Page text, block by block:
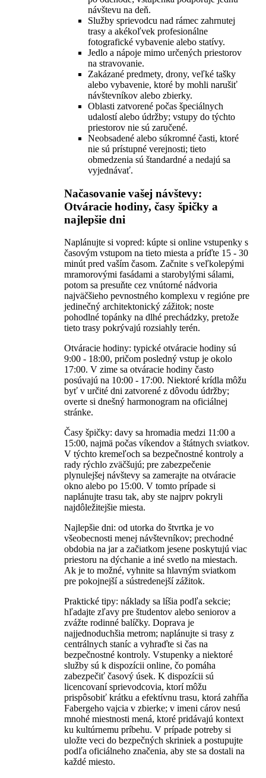
návštevu na deň.
Služby sprievodcu nad rámec zahrnutej
trasy a akékoľvek profesionálne
fotografické vybavenie alebo statívy.
Jedlo a nápoje mimo určených priestorov
na stravovanie.
Zakázané predmety, drony, veľké tašky
alebo vybavenie, ktoré by mohli narušiť
návštevníkov alebo zbierky.
Oblasti zatvorené počas špeciálnych
udalostí alebo údržby; vstupy do týchto
priestorov nie sú zaručené.
Neobsadené alebo súkromné časti, ktoré
nie sú prístupné verejnosti; tieto
obmedzenia sú štandardné a nedajú sa
vyjednávať.
Načasovanie vašej návštevy:
Otváracie hodiny, časy špičky a
najlepšie dni
Naplánujte si vopred: kúpte si online vstupenky s
časovým vstupom na tieto miesta a príďte 15 - 30
minút pred vaším časom. Začnite s veľkolepými
mramorovými fasádami a starobylými sálami,
potom sa presuňte cez vnútorné nádvoria
najväčšieho pevnostného komplexu v regióne pre
jedinečný architektonický zážitok; noste
pohodlné topánky na dlhé prechádzky, pretože
tieto trasy pokrývajú rozsiahly terén.
Otváracie hodiny: typické otváracie hodiny sú
9:00 - 18:00, pričom posledný vstup je okolo
17:00. V zime sa otváracie hodiny často
posúvajú na 10:00 - 17:00. Niektoré krídla môžu
byť v určité dni zatvorené z dôvodu údržby;
overte si dnešný harmonogram na oficiálnej
stránke.
Časy špičky: davy sa hromadia medzi 11:00 a
15:00, najmä počas víkendov a štátnych sviatkov.
V týchto kremeľoch sa bezpečnostné kontroly a
rady rýchlo zväčšujú; pre zabezpečenie
plynulejšej návštevy sa zamerajte na otváracie
okno alebo po 15:00. V tomto prípade si
naplánujte trasu tak, aby ste najprv pokryli
najdôležitejšie miesta.
Najlepšie dni: od utorka do štvrtka je vo
všeobecnosti menej návštevníkov; prechodné
obdobia na jar a začiatkom jesene poskytujú viac
priestoru na dýchanie a iné svetlo na miestach.
Ak je to možné, vyhnite sa hlavným sviatkom
pre pokojnejší a sústredenejší zážitok.
Praktické tipy: náklady sa líšia podľa sekcie;
hľadajte zľavy pre študentov alebo seniorov a
zvážte rodinné balíčky. Doprava je
najjednoduchšia metrom; naplánujte si trasy z
centrálnych staníc a vyhraďte si čas na
bezpečnostné kontroly. Vstupenky a niektoré
služby sú k dispozícii online, čo pomáha
zabezpečiť časový úsek. K dispozícii sú
licencovaní sprievodcovia, ktorí môžu
prispôsobiť krátku a efektívnu trasu, ktorá zahŕňa
Fabergeho vajcia v zbierke; v imeni cárov nesú
mnohé miestnosti mená, ktoré pridávajú kontext
ku kultúrnemu príbehu. V prípade potreby si
uložte veci do bezpečných skriniek a postupujte
podľa oficiálneho značenia, aby ste sa dostali na
každé miesto.